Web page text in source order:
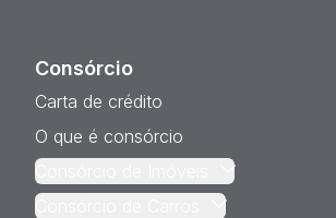
Consórcio
Carta de crédito
O que é consórcio
Consórcio de Imóveis
Consórcio de Carros